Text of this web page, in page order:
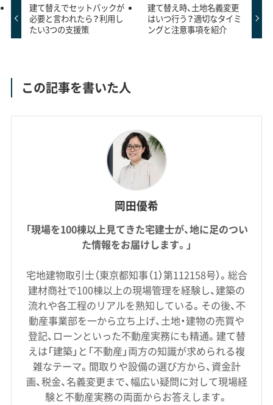
建て替えでセットバックが
必要と言われたら？利用し
たい3つの支援策
建て替え時、土地名義変更
はいつ行う？適切なタイミ
ングと注意事項を紹介
この記事を書いた人
岡田優希
「現場を100棟以上見てきた宅建士が、地に足のつい
た情報をお届けします。」
宅地建物取引士（東京都知事（1）第112158号）。総合
建材商社で100棟以上の現場管理を経験し、建築の
流れや各工程のリアルを熟知している。その後、不
動産事業部を一から立ち上げ、土地・建物の売買や
登記、ローンといった不動産実務にも精通。建て替
えは「建築」と「不動産」両方の知識が求められる複
雑なテーマ。間取りや設備の選び方から、資金計
画、税金、名義変更まで、幅広い疑問に対して現場経
験と不動産実務の両面からお答えします。